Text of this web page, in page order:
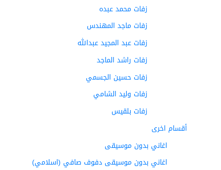
زفات محمد عبده
زفات ماجد المهندس
زفات عبد المجيد عبدالله
زفات راشد الماجد
زفات حسين الجسمي
زفات وليد الشامي
زفات بلقيس
أقسام اخرى
اغاني بدون موسيقى
اغاني بدون موسيقى دفوف صافي (اسلامي)